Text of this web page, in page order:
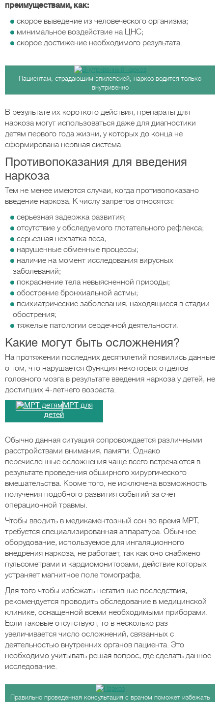
преимуществами, как:
скорое выведение из человеческого организма;
минимальное воздействие на ЦНС;
скорое достижение необходимого результата.
Пациентам, страдающим эпилепсией, наркоз водится только
внутривенно
В результате их короткого действия, препараты для
наркоза могут использоваться даже для диагностики
детям первого года жизни, у которых до конца не
сформирована нервная система.
Противопоказания для введения
наркоза
Тем не менее имеются случаи, когда противопоказано
введение наркоза. К числу запретов относятся:
серьезная задержка развития;
отсутствие у обследуемого глотательного рефлекса;
серьезная нехватка веса;
нарушенные обменные процессы;
наличие на момент исследования вирусных
заболеваний;
покраснение тела невыясненной природы;
обострение бронхиальной астмы;
психиатрические заболевания, находящиеся в стадии
обострения;
тяжелые патологии сердечной деятельности.
Какие могут быть осложнения?
На протяжении последних десятилетий появились данные
о том, что нарушается функция некоторых отделов
головного мозга в результате введения наркоза у детей, не
достигших 4-летнего возраста.
МРТ для
детей
Обычно данная ситуация сопровождается различными
расстройствами внимания, памяти. Однако
перечисленные осложнения чаще всего встречаются в
результате проведения обширного хирургического
вмешательства. Кроме того, не исключена возможность
получения подобного развития событий за счет
операционной травмы.
Чтобы вводить в медикаментозный сон во время МРТ,
требуется специализированная аппаратура. Обычное
оборудование, используемое для ингаляционного
внедрения наркоза, не работает, так как оно снабжено
пульсометрами и кардиомониторами, действие которых
устраняет магнитное поле томографа.
Для того чтобы избежать негативные последствия,
рекомендуется проводить обследование в медицинской
клинике, оснащенной всеми необходимыми приборами.
Если таковые отсутствуют, то в несколько раз
увеличивается число осложнений, связанных с
деятельностью внутренних органов пациента. Это
необходимо учитывать решая вопрос, где сделать данное
исследование.
Правильно проведенная консультация с врачом поможет избежать